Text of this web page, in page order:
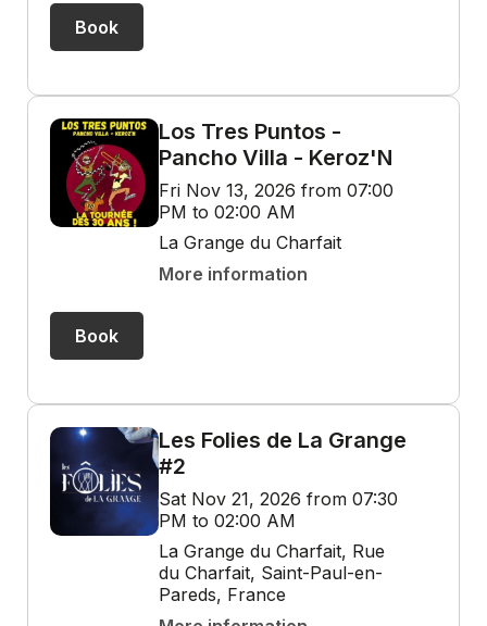
Book
Los Tres Puntos -
Pancho Villa - Keroz'N
Fri Nov 13, 2026 from 07:00
PM to 02:00 AM
La Grange du Charfait
More information
Book
Les Folies de La Grange
#2
Sat Nov 21, 2026 from 07:30
PM to 02:00 AM
La Grange du Charfait, Rue
du Charfait, Saint-Paul-en-
Pareds, France